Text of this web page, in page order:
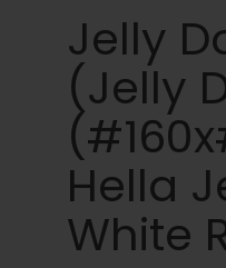
Jelly
(Jelly
Hella
White